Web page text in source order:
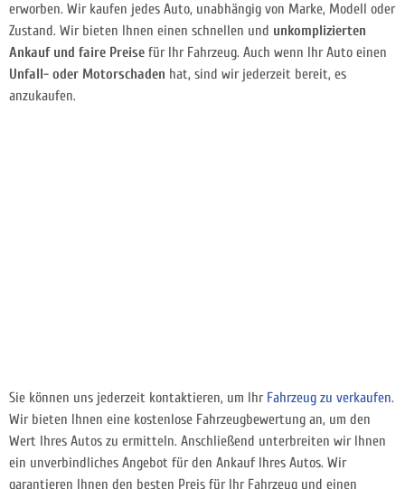
erworben. Wir kaufen jedes Auto, unabhängig von Marke, Modell oder
Zustand. Wir bieten Ihnen einen schnellen und unkomplizierten
Ankauf und faire Preise für Ihr Fahrzeug. Auch wenn Ihr Auto einen
Unfall- oder Motorschaden hat, sind wir jederzeit bereit, es
anzukaufen.
Sie können uns jederzeit kontaktieren, um Ihr Fahrzeug zu verkaufen.
Wir bieten Ihnen eine kostenlose Fahrzeugbewertung an, um den
Wert Ihres Autos zu ermitteln. Anschließend unterbreiten wir Ihnen
ein unverbindliches Angebot für den Ankauf Ihres Autos. Wir
garantieren Ihnen den besten Preis für Ihr Fahrzeug und einen